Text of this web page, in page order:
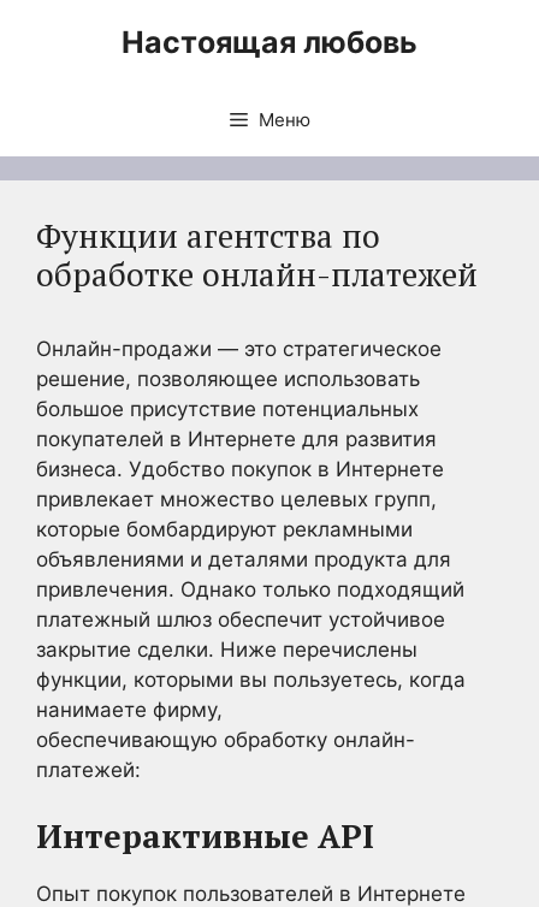
Настоящая любовь
Меню
Функции агентства по
обработке онлайн-платежей
Онлайн-продажи — это стратегическое
решение, позволяющее использовать
большое присутствие потенциальных
покупателей в Интернете для развития
бизнеса. Удобство покупок в Интернете
привлекает множество целевых групп,
которые бомбардируют рекламными
объявлениями и деталями продукта для
привлечения. Однако только подходящий
платежный шлюз обеспечит устойчивое
закрытие сделки. Ниже перечислены
функции, которыми вы пользуетесь, когда
нанимаете фирму,
обеспечивающую обработку онлайн-
платежей:
Интерактивные API
Опыт покупок пользователей в Интернете